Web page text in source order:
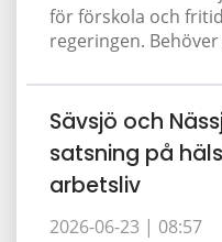
för förskola och
regeringen.
Sävsjö och
satsning på
arbetsliv
2026-06-23 | 08:57